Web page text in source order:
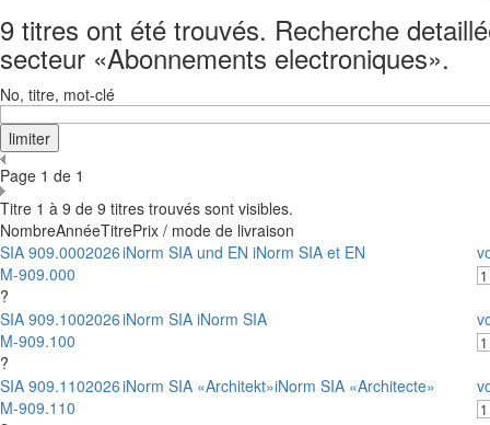
9 titres ont été trouvés. Recherche
secteur «Abonnements electroniques».
No, titre, mot-clé
Page 1 de 1
Titre 1 à 9 de 9 titres trouvés sont visibles.
NombreAnnéeTitrePrix / mode de livraison
SIA 909.000
M-909.000
?
2026iNorm SIA und EN iNorm SIA et EN
SIA 909.100
M-909.100
?
2026iNorm SIA iNorm SIA
SIA 909.110
M-909.110
2026iNorm SIA «Architekt»iNorm SIA «Architecte»